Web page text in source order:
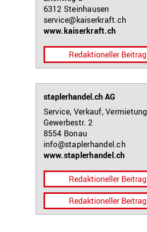
6312 Steinhausen
service@kaiserkraft.ch
www.kaiserkraft.ch
Redaktioneller Beitrag
staplerhandel.ch AG
Service, Verkauf, Vermietung
Gewerbestr. 2
8554 Bonau
info@staplerhandel.ch
www.staplerhandel.ch
Redaktioneller Beitrag
Redaktioneller Beitrag